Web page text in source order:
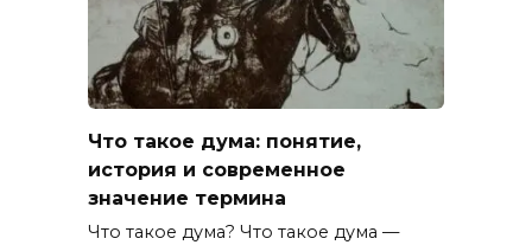
Что такое дума: понятие,
история и современное
значение термина
Что такое дума? Что такое дума —